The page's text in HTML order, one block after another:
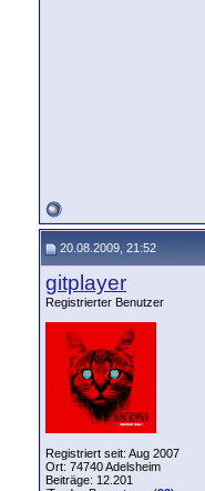
20.08.2009, 21:52
gitplayer
Registrierter Benutzer
Registriert seit: Aug 2007
Ort: 74740 Adelsheim
Beiträge: 12.201